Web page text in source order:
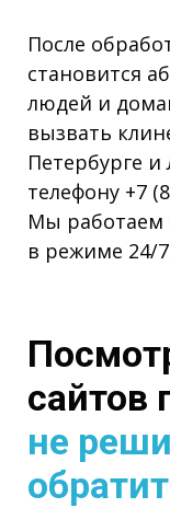
После
становится
людей и
вызвать
Петербурге
телефону +7
Мы работаем
в режиме 24/
сайтов
не